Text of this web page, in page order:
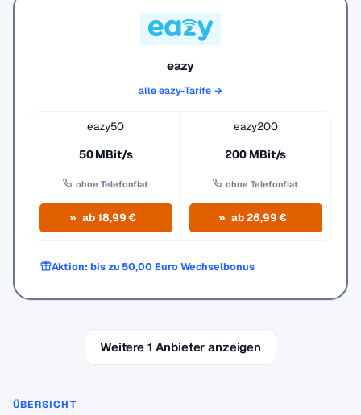
eazy
alle eazy-Tarife →
eazy50
50 MBit/s
ohne Telefonflat
ab 18,99 €
eazy200
200 MBit/s
ohne Telefonflat
ab 26,99 €
Aktion: bis zu 50,00 Euro Wechselbonus
Weitere 1 Anbieter anzeigen
ÜBERSICHT